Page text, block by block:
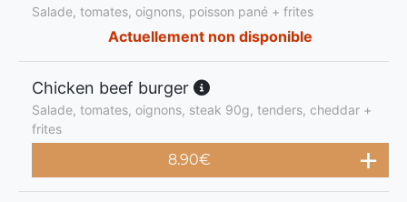
Salade, tomates, oignons, poisson pané + frites
Actuellement non disponible
Chicken beef burger
Salade, tomates, oignons, steak 90g, tenders, cheddar +
frites
8.90€